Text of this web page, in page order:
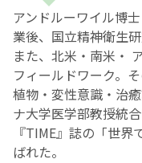
アンドルーワイル博
業後、国立精神衛生
また、北米・南米・
フィールドワーク。
植物・変性意識・治
ナ大学医学部教授統
『TIME』誌の「世
ばれた。